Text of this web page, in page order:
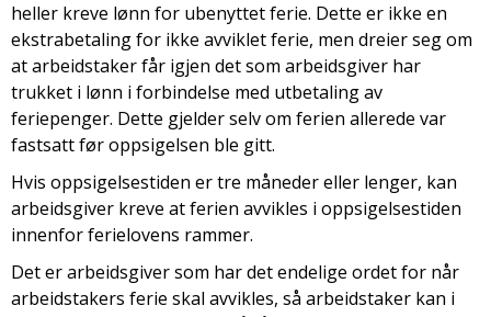
heller kreve lønn for ubenyttet ferie. Dette er ikke en
ekstrabetaling for ikke avviklet ferie, men dreier seg om
at arbeidstaker får igjen det som arbeidsgiver har
trukket i lønn i forbindelse med utbetaling av
feriepenger. Dette gjelder selv om ferien allerede var
fastsatt før oppsigelsen ble gitt.
Hvis oppsigelsestiden er tre måneder eller lenger, kan
arbeidsgiver kreve at ferien avvikles i oppsigelsestiden
innenfor ferielovens rammer.
Det er arbeidsgiver som har det endelige ordet for når
arbeidstakers ferie skal avvikles, så arbeidstaker kan i